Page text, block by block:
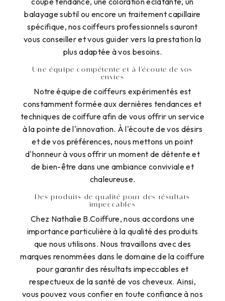
balayage subtil ou encore un traitement capillaire
spécifique, nos coiffeurs professionnels sauront
vous conseiller et vous guider vers la prestation la
plus adaptée à vos besoins.
Une équipe compétente et à l'écoute de vos
envies
Notre équipe de coiffeurs expérimentés est
constamment formée aux dernières tendances et
techniques de coiffure afin de vous offrir un service
à la pointe de l'innovation. À l'écoute de vos désirs
et de vos préférences, nous mettons un point
d'honneur à vous offrir un moment de détente et
de bien-être dans une ambiance conviviale et
chaleureuse.
Des produits de qualité pour des résultats
impeccables
Chez Nathalie B.Coiffure, nous accordons une
importance particulière à la qualité des produits
que nous utilisons. Nous travaillons avec des
marques renommées dans le domaine de la coiffure
pour garantir des résultats impeccables et
respectueux de la santé de vos cheveux. Ainsi,
vous pouvez vous confier en toute confiance à nos